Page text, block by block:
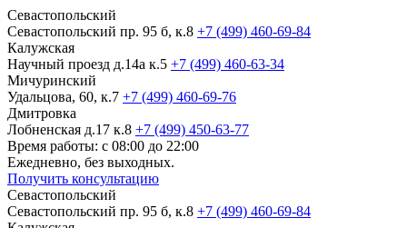
Севастопольский
Севастопольский пр. 95 б, к.8 +7 (499) 460-69-84
Калужская
Научный проезд д.14а к.5 +7 (499) 460-63-34
Мичуринский
Удальцова, 60, к.7 +7 (499) 460-69-76
Дмитровка
Лобненская д.17 к.8 +7 (499) 450-63-77
Время работы: с 08:00 до 22:00
Ежедневно, без выходных.
Получить консультацию
Севастопольский
Севастопольский пр. 95 б, к.8 +7 (499) 460-69-84